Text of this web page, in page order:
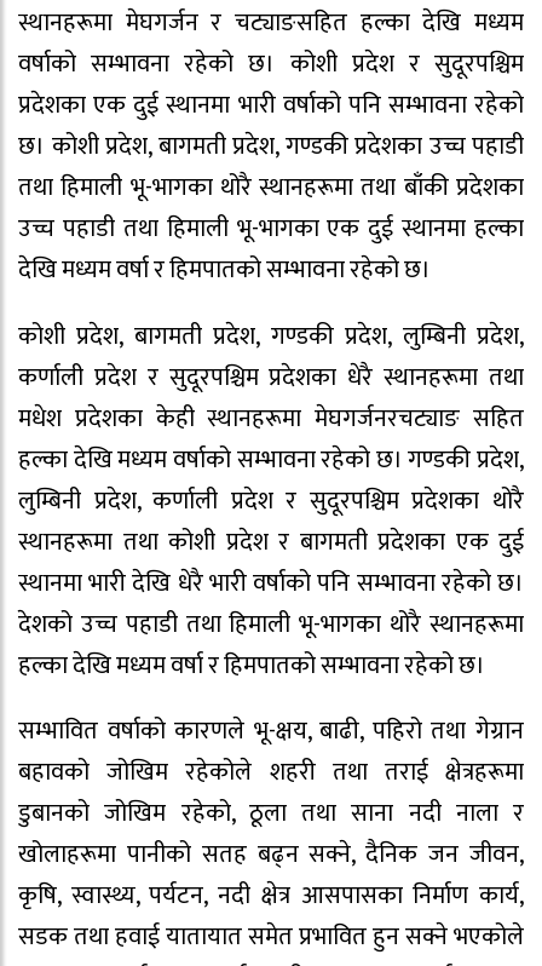
स्थानहरूमा मेघगर्जन र चट्याङसहित हल्का देखि मध्यम
वर्षाको सम्भावना रहेको छ। कोशी प्रदेश र सुदूरपश्चिम
प्रदेशका एक दुई स्थानमा भारी वर्षाको पनि सम्भावना रहेको
छ। कोशी प्रदेश, बागमती प्रदेश, गण्डकी प्रदेशका उच्च पहाडी
तथा हिमाली भू-भागका थोरै स्थानहरूमा तथा बाँकी प्रदेशका
उच्च पहाडी तथा हिमाली भू-भागका एक दुई स्थानमा हल्का
देखि मध्यम वर्षा र हिमपातको सम्भावना रहेको छ।
कोशी प्रदेश, बागमती प्रदेश, गण्डकी प्रदेश, लुम्बिनी प्रदेश,
कर्णाली प्रदेश र सुदूरपश्चिम प्रदेशका धेरै स्थानहरूमा तथा
मधेश प्रदेशका केही स्थानहरूमा मेघगर्जनरचट्याङ सहित
हल्का देखि मध्यम वर्षाको सम्भावना रहेको छ। गण्डकी प्रदेश,
लुम्बिनी प्रदेश, कर्णाली प्रदेश र सुदूरपश्चिम प्रदेशका थोरै
स्थानहरूमा तथा कोशी प्रदेश र बागमती प्रदेशका एक दुई
स्थानमा भारी देखि धेरै भारी वर्षाको पनि सम्भावना रहेको छ।
देशको उच्च पहाडी तथा हिमाली भू-भागका थोरै स्थानहरूमा
हल्का देखि मध्यम वर्षा र हिमपातको सम्भावना रहेको छ।
सम्भावित वर्षाको कारणले भू-क्षय, बाढी, पहिरो तथा गेग्रान
बहावको जोखिम रहेकोले शहरी तथा तराई क्षेत्रहरूमा
डुबानको जोखिम रहेको, ठूला तथा साना नदी नाला र
खोलाहरूमा पानीको सतह बढ्न सक्ने, दैनिक जन जीवन,
कृषि, स्वास्थ्य, पर्यटन, नदी क्षेत्र आसपासका निर्माण कार्य,
सडक तथा हवाई यातायात समेत प्रभावित हुन सक्ने भएकोले